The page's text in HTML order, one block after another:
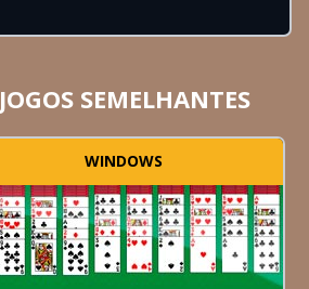
JOGOS SEMELHANTES
WINDOWS